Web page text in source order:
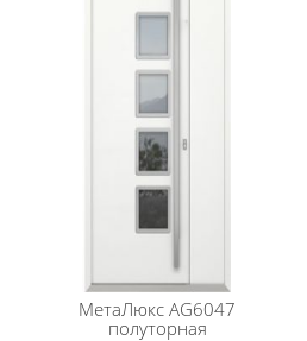
МетаЛюкс AG6047
полуторная